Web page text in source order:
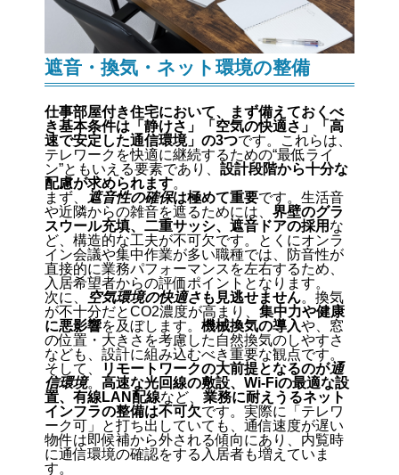
遮音・換気・ネット環境の整備
仕事部屋付き住宅において、まず備えておくべ
き基本条件は「静けさ」「空気の快適さ」「高
速で安定した通信環境」の3つです。これらは、
テレワークを快適に継続するための“最低ライ
ン”ともいえる要素であり、 設計段階から十分な
配慮が求められます。
まず、
遮音性の確保は極めて重要です。生活音
や近隣からの雑音を遮るためには、 界壁のグラ
スウール充填、二重サッシ、遮音ドアの採用 な
ど、構造的な工夫が不可欠です。とくにオンラ
イン会議や集中作業が多い職種では、防音性が
直接的に業務パフォーマンスを左右するため、
入居希望者からの評価ポイントとなります。
次に、
空気環境の快適さも見逃せません。換気
が不十分だとCO2濃度が高まり、 集中力や健康
に悪影響を及ぼします。 機械換気の導入や、窓
の位置・大きさを考慮した自然換気のしやすさ
なども、設計に組み込むべき重要な観点です。
そして、
リモートワークの大前提となるのが通
信環境。 高速な光回線の敷設、Wi-Fiの最適な設
置、有線LAN配線など、 業務に耐えうるネット
インフラの整備は不可欠です。実際に「テレワ
ーク可」と打ち出していても、通信速度が遅い
物件は即候補から外される傾向にあり、内覧時
に通信環境の確認をする入居者も増えていま
す。